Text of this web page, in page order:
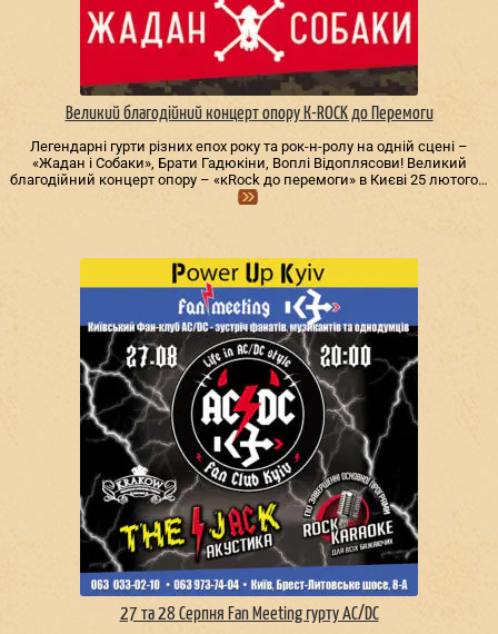
Великий благодійний концерт опору К-ROCK до Перемоги
Легендарні гурти різних епох року та рок-н-ролу на одній сцені –
«Жадан і Собаки», Брати Гадюкіни, Воплі Відоплясови! Великий
благодійний концерт опору – «кRock до перемоги» в Києві 25 лютого…
27 та 28 Серпня Fan Meeting гурту AC/DС